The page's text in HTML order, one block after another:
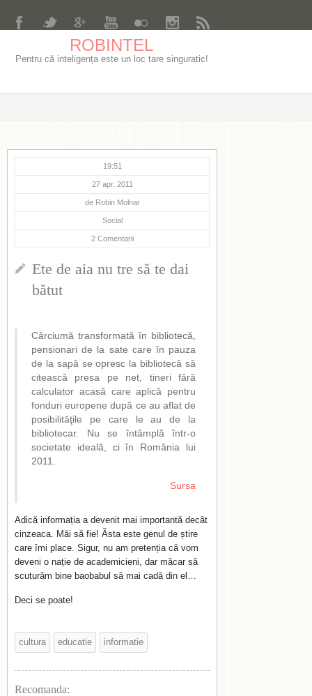
ROBINTEL
Pentru că inteligența este un loc tare singuratic!
19:51
27 apr. 2011
de Robin Molnar
Social
2 Comentarii
Ete de aia nu tre să te dai
bătut
Cârciumă transformată în bibliotecă,
pensionari de la sate care în pauza
de la sapă se opresc la bibliotecă să
citească presa pe net, tineri fără
calculator acasă care aplică pentru
fonduri europene după ce au aflat de
posibilităţile pe care le au de la
bibliotecar. Nu se întâmplă într-o
societate ideală, ci în România lui
2011.
Sursa
Adică informația a devenit mai importantă decât
cinzeaca. Măi să fie! Ăsta este genul de știre
care îmi place. Sigur, nu am pretenția că vom
deveni o nație de academicieni, dar măcar să
scuturăm bine baobabul să mai cadă din el…
Deci se poate!
cultura educatie informatie
Recomanda: